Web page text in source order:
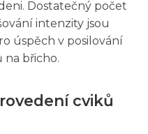
Dostatečný počet
intenzity jsou
úspěch v posilování
na břicho.
cviků